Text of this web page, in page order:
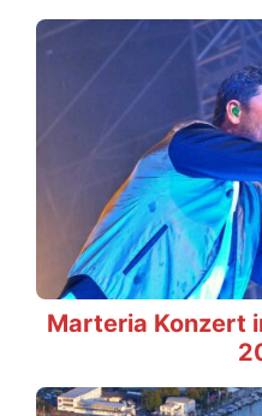
Marteria Konzert